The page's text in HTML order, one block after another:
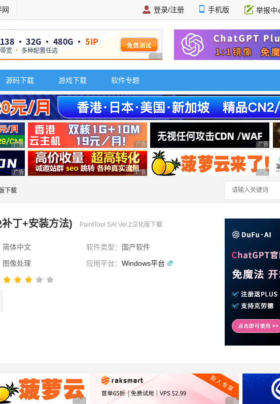
网 登录/注册 手机版 举报中
广告 商业广告，理性选择
源码下载 游戏下载 软件专题
广告 商业广告，理性选择 广告 商业广告，理性选择 广告 商
广告 商业广告，理性选择 广告 商业广告，理性选择 广告 商
下载
丁+安装方法) PaintTool SAI Ver.2汉化版下载
简体中文 软件类型：
国产软件
图像处理 应用平台： Windows平台
广告 商业广告，理性选择 广告 商业广告，理性